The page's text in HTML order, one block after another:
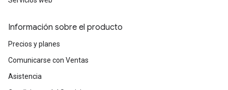
Información sobre el producto
Precios y planes
Comunicarse con Ventas
Asistencia